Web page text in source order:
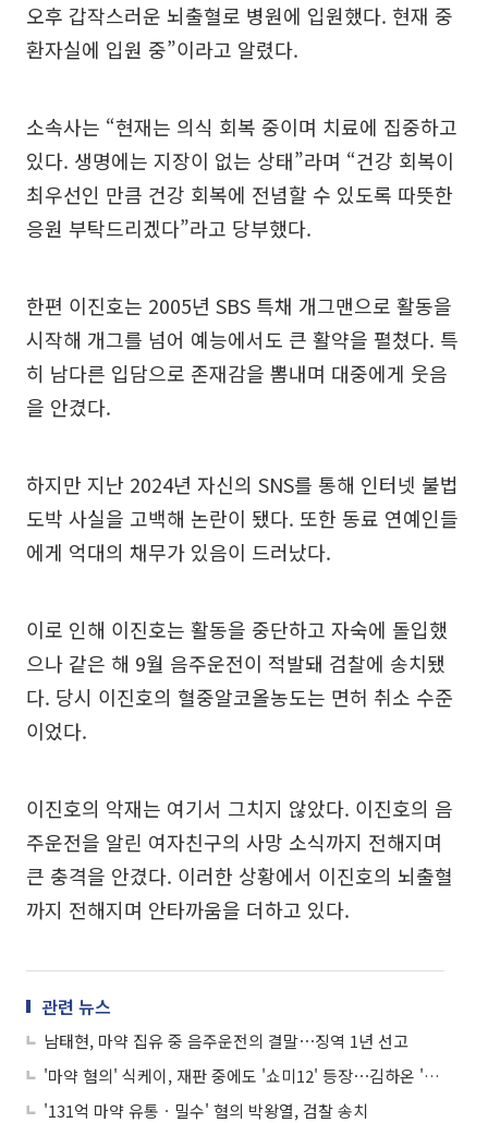
오후 갑작스러운 뇌출혈로 병원에 입원했다. 현재 중
환자실에 입원 중”이라고 알렸다.
소속사는 “현재는 의식 회복 중이며 치료에 집중하고
있다. 생명에는 지장이 없는 상태”라며 “건강 회복이
최우선인 만큼 건강 회복에 전념할 수 있도록 따뜻한
응원 부탁드리겠다”라고 당부했다.
한편 이진호는 2005년 SBS 특채 개그맨으로 활동을
시작해 개그를 넘어 예능에서도 큰 활약을 펼쳤다. 특
히 남다른 입담으로 존재감을 뽐내며 대중에게 웃음
을 안겼다.
하지만 지난 2024년 자신의 SNS를 통해 인터넷 불법
도박 사실을 고백해 논란이 됐다. 또한 동료 연예인들
에게 억대의 채무가 있음이 드러났다.
이로 인해 이진호는 활동을 중단하고 자숙에 돌입했
으나 같은 해 9월 음주운전이 적발돼 검찰에 송치됐
다. 당시 이진호의 혈중알코올농도는 면허 취소 수준
이었다.
이진호의 악재는 여기서 그치지 않았다. 이진호의 음
주운전을 알린 여자친구의 사망 소식까지 전해지며
큰 충격을 안겼다. 이러한 상황에서 이진호의 뇌출혈
까지 전해지며 안타까움을 더하고 있다.
관련 뉴스
남태현, 마약 집유 중 음주운전의 결말⋯징역 1년 선고
'마약 혐의' 식케이, 재판 중에도 '쇼미12' 등장⋯김하온 '우승' 무대 함께했다
'131억 마약 유통ㆍ밀수' 혐의 박왕열, 검찰 송치